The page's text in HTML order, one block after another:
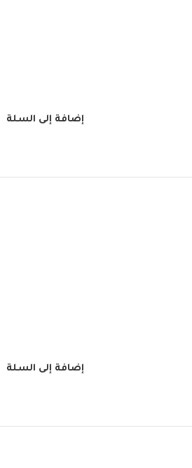
إضافة إلى السلة
إضافة إلى السلة